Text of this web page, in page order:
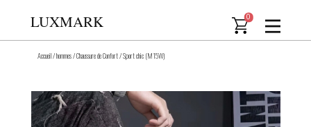
0
LUXMARK
Accueil/hommes/Chaussure de Confort/Sport chic (M15W)